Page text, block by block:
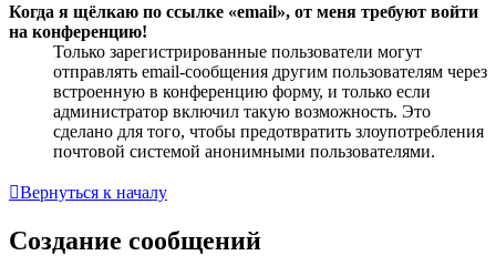
Когда я щёлкаю по ссылке «email», от меня требуют войти
на конференцию!
Только зарегистрированные пользователи могут
отправлять email-сообщения другим пользователям через
встроенную в конференцию форму, и только если
администратор включил такую возможность. Это
сделано для того, чтобы предотвратить злоупотребления
почтовой системой анонимными пользователями.
Вернуться к началу
Создание сообщений